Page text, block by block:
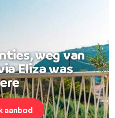
weg van
Eliza was
aanbod